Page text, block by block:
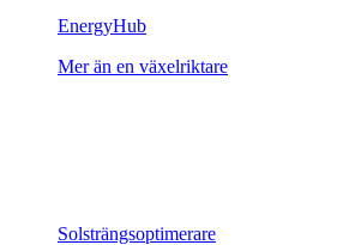
EnergyHub
Mer än en växelriktare
Solsträngsoptimerare